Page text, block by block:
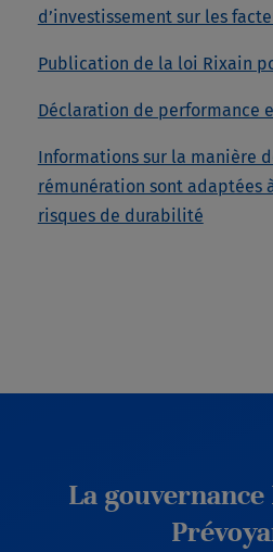
d’investissement sur les
Publication de la loi Rixain
Déclaration de performance
Informations sur la manière
rémunération sont adaptées
risques de durabilité
La